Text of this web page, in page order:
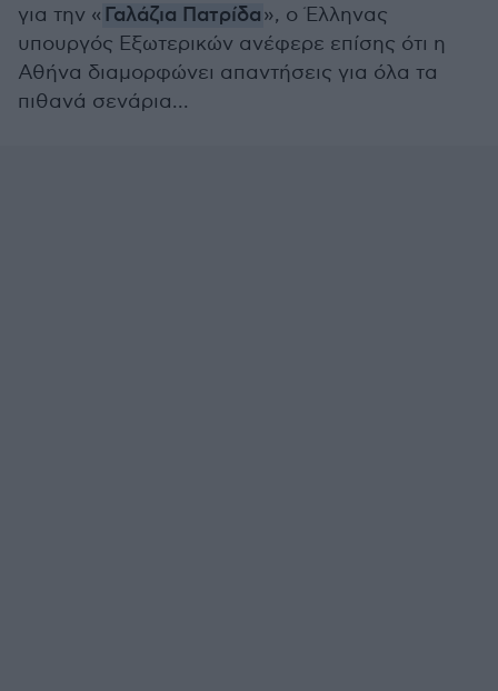
για την « Γαλάζια Πατρίδα», ο Έλληνας
υπουργός Εξωτερικών ανέφερε επίσης ότι η
Αθήνα διαμορφώνει απαντήσεις για όλα τα
πιθανά σενάρια...